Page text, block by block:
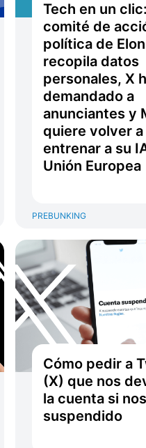
Tech en un
comité de
política de
recopila datos
personales, X
demandado a
anunciantes y
quiere volver a
entrenar a su
Unión Europea
PREBUNKING
Cómo pedir a
(X) que nos
la cuenta si
suspendido